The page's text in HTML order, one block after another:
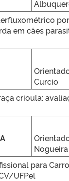
em cães
Curcio
crioula:
Nogueira
para
UFPel